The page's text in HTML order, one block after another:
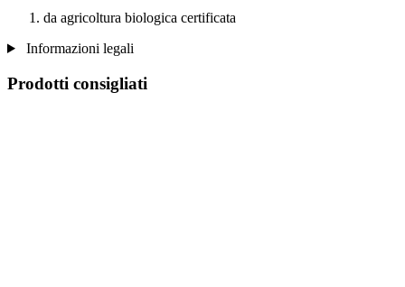
da agricoltura biologica certificata
Informazioni legali
Prodotti consigliati